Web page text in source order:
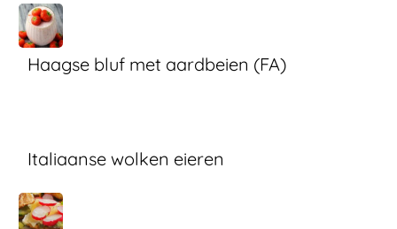
Haagse bluf met aardbeien (FA)
Italiaanse wolken eieren